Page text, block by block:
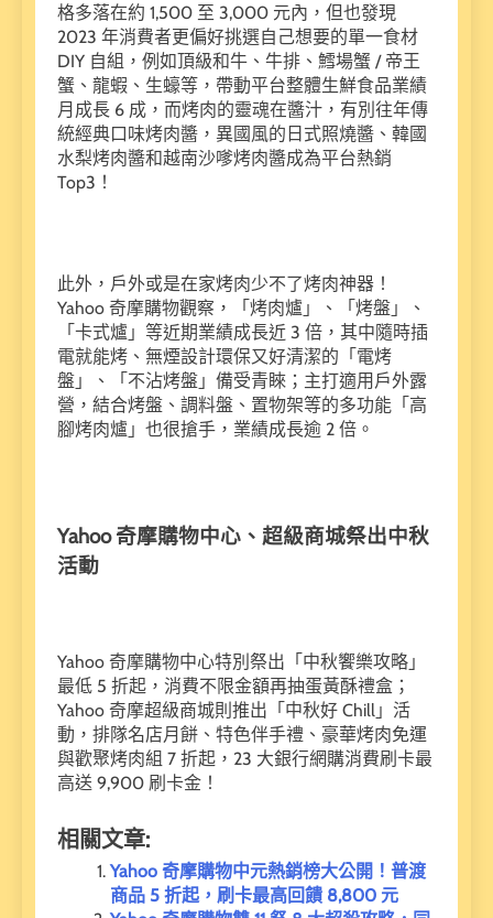
格多落在約 1,500 至 3,000 元內，但也發現
2023 年消費者更偏好挑選自己想要的單一食材
DIY 自組，例如頂級和牛、牛排、鱈場蟹 / 帝王
蟹、龍蝦、生蠔等，帶動平台整體生鮮食品業績
月成長 6 成，而烤肉的靈魂在醬汁，有別往年傳
統經典口味烤肉醬，異國風的日式照燒醬、韓國
水梨烤肉醬和越南沙嗲烤肉醬成為平台熱銷
Top3！
此外，戶外或是在家烤肉少不了烤肉神器！
Yahoo 奇摩購物觀察，「烤肉爐」、「烤盤」、
「卡式爐」等近期業績成長近 3 倍，其中隨時插
電就能烤、無煙設計環保又好清潔的「電烤
盤」、「不沾烤盤」備受青睞；主打適用戶外露
營，結合烤盤、調料盤、置物架等的多功能「高
腳烤肉爐」也很搶手，業績成長逾 2 倍。
Yahoo 奇摩購物中心、超級商城祭出中秋
活動
Yahoo 奇摩購物中心特別祭出「中秋饗樂攻略」
最低 5 折起，消費不限金額再抽蛋黃酥禮盒；
Yahoo 奇摩超級商城則推出「中秋好 Chill」活
動，排隊名店月餅、特色伴手禮、豪華烤肉免運
與歡聚烤肉組 7 折起，23 大銀行網購消費刷卡最
高送 9,900 刷卡金！
相關文章:
Yahoo 奇摩購物中元熱銷榜大公開！普渡
商品 5 折起，刷卡最高回饋 8,800 元